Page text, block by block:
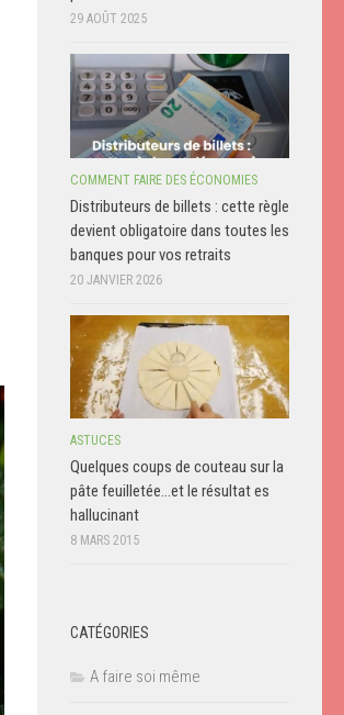
29 AOÛT 2025
COMMENT FAIRE DES ÉCONOMIES
Distributeurs de billets : cette règle
devient obligatoire dans toutes les
banques pour vos retraits
20 JANVIER 2026
ASTUCES
Quelques coups de couteau sur la
pâte feuilletée…et le résultat es
hallucinant
8 MARS 2015
CATÉGORIES
A faire soi même